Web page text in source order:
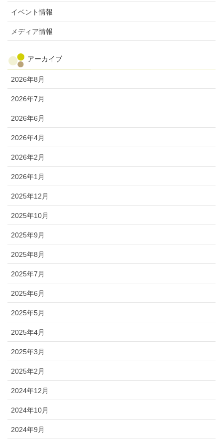
イベント情報
メディア情報
アーカイブ
2026年8月
2026年7月
2026年6月
2026年4月
2026年2月
2026年1月
2025年12月
2025年10月
2025年9月
2025年8月
2025年7月
2025年6月
2025年5月
2025年4月
2025年3月
2025年2月
2024年12月
2024年10月
2024年9月